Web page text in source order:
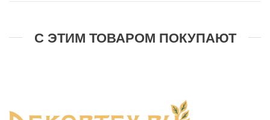
С ЭТИМ ТОВАРОМ ПОКУПАЮТ